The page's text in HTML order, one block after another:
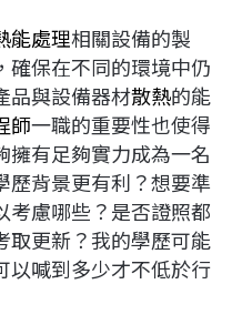
能處理相關設備的製
確保在不同的環境中仍
品與設備器材散熱的能
師一職的重要性也使得
擁有足夠實力成為一名
歷背景更有利？想要準
考慮哪些？是否證照都
取更新？我的學歷可能
以喊到多少才不低於行